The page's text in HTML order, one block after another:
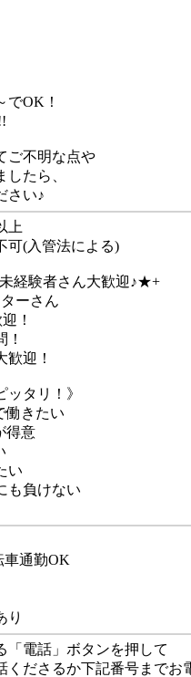
でOK！
ご不明な点や
たら、
さい♪
上
可(入管法による)
経験者さん大歓迎♪★+
ーさん
！
迎！
ッタリ！》
働きたい
得意
い
も負けない
通勤OK
り
「電話」ボタンを押して
くださるか下記番号までお